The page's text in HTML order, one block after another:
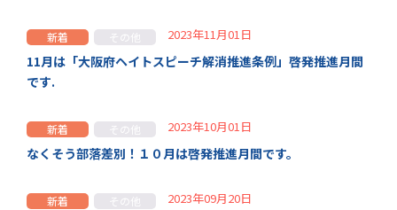
新着 その他 2023年11月01日
11月は「大阪府ヘイトスピーチ解消推進条例」啓発推進月間
です.
新着 その他 2023年10月01日
なくそう部落差別！１０月は啓発推進月間です。
新着 その他 2023年09月20日